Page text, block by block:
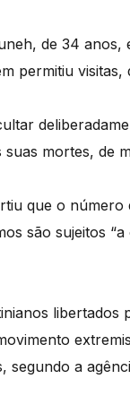
de 34
permitiu visitas,
mortes, de
que o
são sujeitos
segundo a